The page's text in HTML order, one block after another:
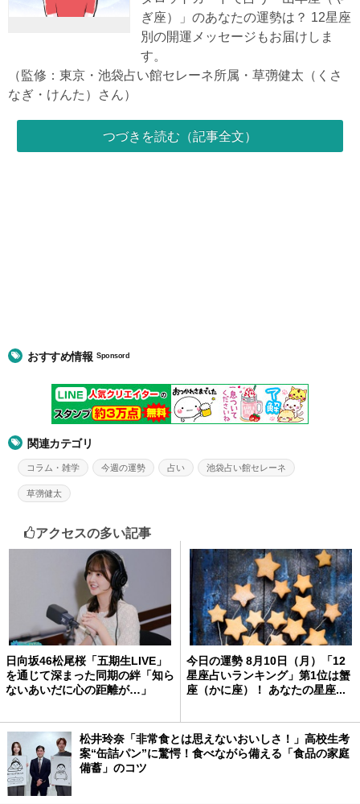
ぎ座）」のあなたの運勢は？ 12星座
別の開運メッセージもお届けしま
す。
（監修：東京・池袋占い館セレーネ所属・草彅健太（くさ
なぎ・けんた）さん）
つづきを読む（記事全文）
おすすめ情報Sponsord
関連カテゴリ
コラム・雑学 今週の運勢 占い 池袋占い館セレーネ
草彅健太
アクセスの多い記事
日向坂46松尾桜「五期生LIVE」
を通じて深まった同期の絆「知ら
ないあいだに心の距離が…」
今日の運勢 8月10日（月）「12
星座占いランキング」第1位は蟹
座（かに座）！ あなたの星座...
松井玲奈「非常食とは思えないおいしさ！」高校生考
案“缶詰パン”に驚愕！食べながら備える「食品の家庭
備蓄」のコツ